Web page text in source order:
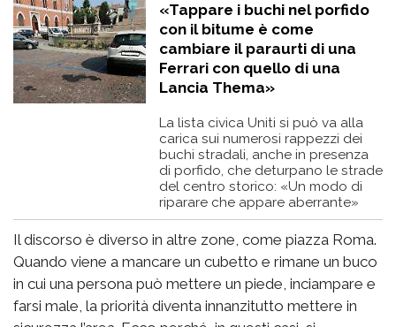
«Tappare i buchi nel porfido
con il bitume è come
cambiare il paraurti di una
Ferrari con quello di una
Lancia Thema»
La lista civica Uniti si può va alla
carica sui numerosi rappezzi dei
buchi stradali, anche in presenza
di porfido, che deturpano le strade
del centro storico: «Un modo di
riparare che appare aberrante»
Il discorso è diverso in altre zone, come piazza Roma.
Quando viene a mancare un cubetto e rimane un buco
in cui una persona può mettere un piede, inciampare e
farsi male, la priorità diventa innanzitutto mettere in